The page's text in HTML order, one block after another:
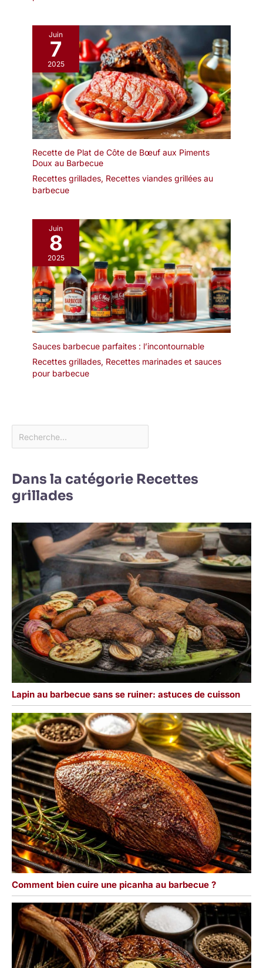
Juin
7
2025
Recette de Plat de Côte de Bœuf aux Piments
Doux au Barbecue
Recettes grillades, Recettes viandes grillées au
barbecue
Juin
8
2025
Sauces barbecue parfaites : l’incontournable
Recettes grillades, Recettes marinades et sauces
pour barbecue
Dans la catégorie Recettes
grillades
Lapin au barbecue sans se ruiner: astuces de cuisson
Comment bien cuire une picanha au barbecue ?